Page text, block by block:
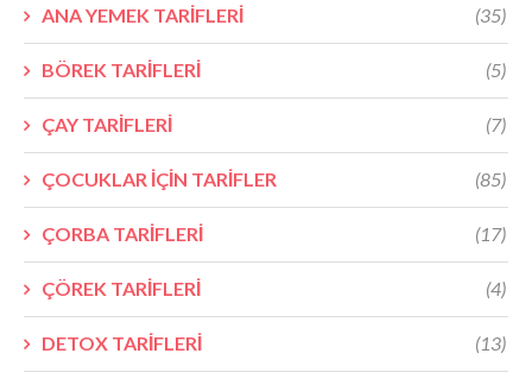
ANA YEMEK TARİFLERİ (35)
BÖREK TARİFLERİ (5)
ÇAY TARİFLERİ (7)
ÇOCUKLAR İÇİN TARİFLER (85)
ÇORBA TARİFLERİ (17)
ÇÖREK TARİFLERİ (4)
DETOX TARİFLERİ (13)